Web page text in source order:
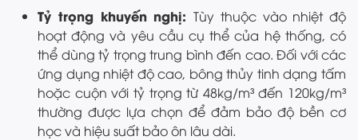
Tỷ trọng khuyến nghị: Tùy thuộc vào nhiệt độ
hoạt động và yêu cầu cụ thể của hệ thống, có
thể dùng tỷ trọng trung bình đến cao. Đối với các
ứng dụng nhiệt độ cao, bông thủy tinh dạng tấm
hoặc cuộn với tỷ trọng từ 48kg/m³ đến 120kg/m³
thường được lựa chọn để đảm bảo độ bền cơ
học và hiệu suất bảo ôn lâu dài.